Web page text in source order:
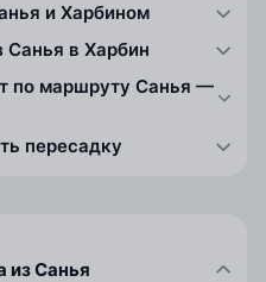
и Харбином
в Харбин
по маршруту Санья —
пересадку
из Санья